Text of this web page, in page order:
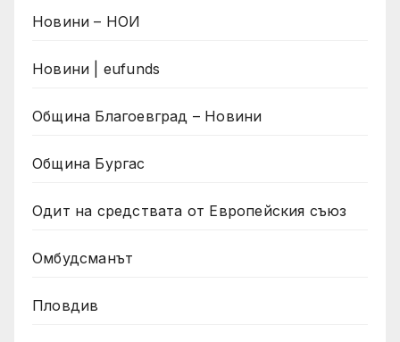
Новини – НОИ
Новини | eufunds
Община Благоевград – Новини
Община Бургас
Одит на средствата от Европейския съюз
Омбудсманът
Пловдив